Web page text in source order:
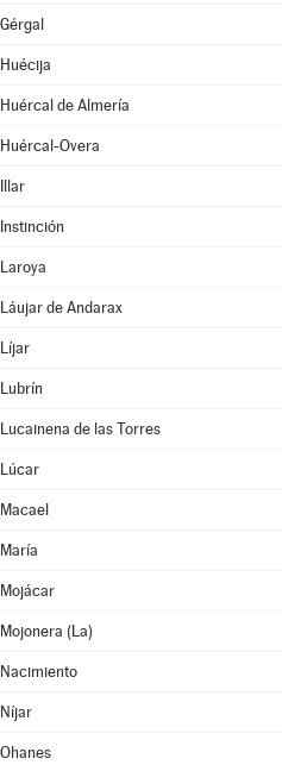
Gérgal
Huécija
Huércal de Almería
Huércal-Overa
Illar
Instinción
Laroya
Láujar de Andarax
Líjar
Lubrín
Lucainena de las Torres
Lúcar
Macael
María
Mojácar
Mojonera (La)
Nacimiento
Níjar
Ohanes